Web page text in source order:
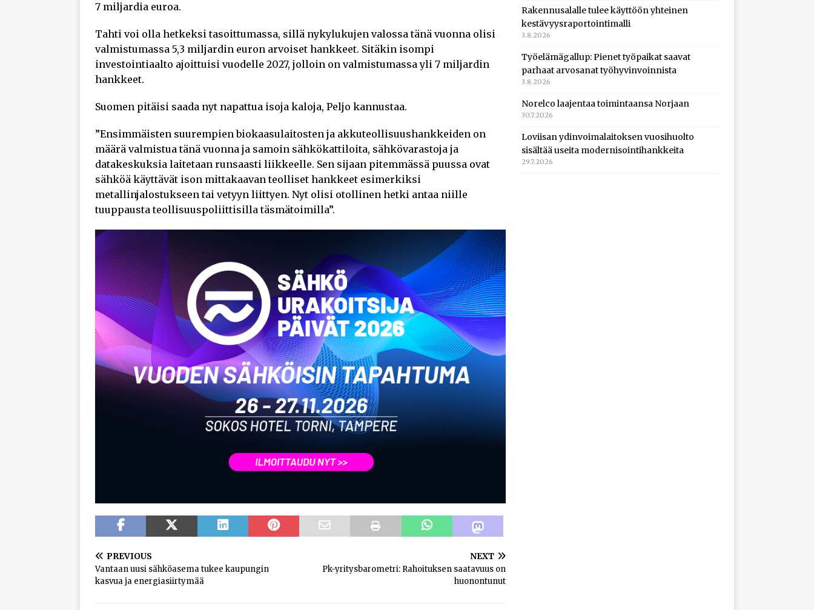
7 miljardia euroa.
Tahti voi olla hetkeksi tasoittumassa, sillä nykylukujen valossa tänä vuonna olisi
valmistumassa 5,3 miljardin euron arvoiset hankkeet. Sitäkin isompi
investointiaalto ajoittuisi vuodelle 2027, jolloin on valmistumassa yli 7 miljardin
hankkeet.
Suomen pitäisi saada nyt napattua isoja kaloja, Peljo kannustaa.
”Ensimmäisten suurempien biokaasulaitosten ja akkuteollisuushankkeiden on
määrä valmistua tänä vuonna ja samoin sähkökattiloita, sähkövarastoja ja
datakeskuksia laitetaan runsaasti liikkeelle. Sen sijaan pitemmässä puussa ovat
sähköä käyttävät ison mittakaavan teolliset hankkeet esimerkiksi
metallinjalostukseen tai vetyyn liittyen. Nyt olisi otollinen hetki antaa niille
tuuppausta teollisuuspoliittisilla täsmätoimilla”.
PREVIOUS
Vantaan uusi sähköasema tukee kaupungin
kasvua ja energiasiirtymää
NEXT
Pk-yritysbarometri: Rahoituksen saatavuus on
huonontunut
Rakennusalalle tulee käyttöön yhteinen
kestävyysraportointimalli
3.8.2026
Työelämägallup: Pienet työpaikat saavat
parhaat arvosanat työhyvinvoinnista
3.8.2026
Norelco laajentaa toimintaansa Norjaan
30.7.2026
Loviisan ydinvoimalaitoksen vuosihuolto
sisältää useita modernisointihankkeita
29.7.2026